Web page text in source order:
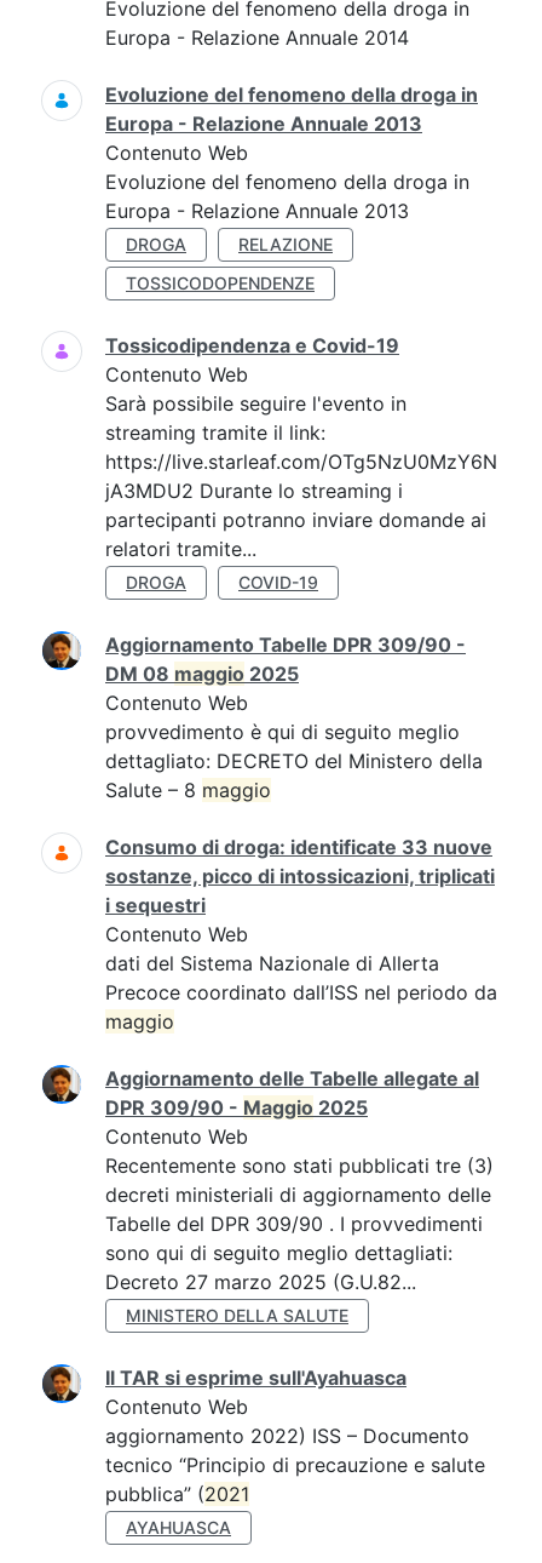
Evoluzione del fenomeno della droga in
Europa - Relazione Annuale 2014
Evoluzione del fenomeno della droga in
Europa - Relazione Annuale 2013
Contenuto Web
Evoluzione del fenomeno della droga in
Europa - Relazione Annuale 2013
DROGA
RELAZIONE
TOSSICODOPENDENZE
Tossicodipendenza e Covid-19
Contenuto Web
Sarà possibile seguire l'evento in
streaming tramite il link:
https://live.starleaf.com/OTg5NzU0MzY6N
jA3MDU2 Durante lo streaming i
partecipanti potranno inviare domande ai
relatori tramite...
DROGA COVID-19
Aggiornamento Tabelle DPR 309/90 -
DM 08 maggio 2025
Contenuto Web
provvedimento è qui di seguito meglio
dettagliato: DECRETO del Ministero della
Salute – 8 maggio
Consumo di droga: identificate 33 nuove
sostanze, picco di intossicazioni, triplicati
i sequestri
Contenuto Web
dati del Sistema Nazionale di Allerta
Precoce coordinato dall’ISS nel periodo da
maggio
Aggiornamento delle Tabelle allegate al
DPR 309/90 - Maggio 2025
Contenuto Web
Recentemente sono stati pubblicati tre (3)
decreti ministeriali di aggiornamento delle
Tabelle del DPR 309/90 . I provvedimenti
sono qui di seguito meglio dettagliati:
Decreto 27 marzo 2025 (G.U.82...
MINISTERO DELLA SALUTE
Il TAR si esprime sull'Ayahuasca
Contenuto Web
aggiornamento 2022) ISS – Documento
tecnico “Principio di precauzione e salute
pubblica” (2021
AYAHUASCA